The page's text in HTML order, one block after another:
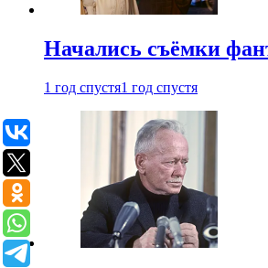
Начались съёмки
1 год спустя1 год спустя